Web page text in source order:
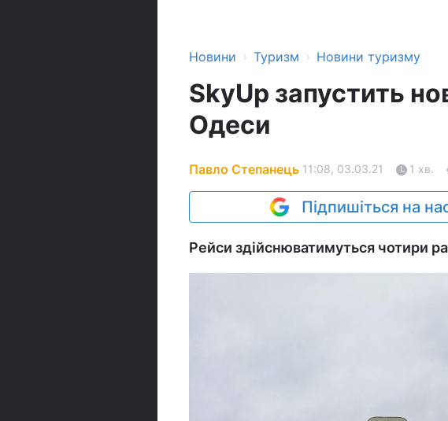
Новини › Туризм › Новини туризму
SkyUp запустить
Одеси
Павло Степанець 11:08, 03.03.21 1 хв.
Підпишіться на
Рейси здійснюватимуться чотири